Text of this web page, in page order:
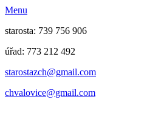
Menu
starosta: 739 756 906
úřad: 773 212 492
​​​​starostazch@gmail.com
​​​​chvalovice@gmail.com